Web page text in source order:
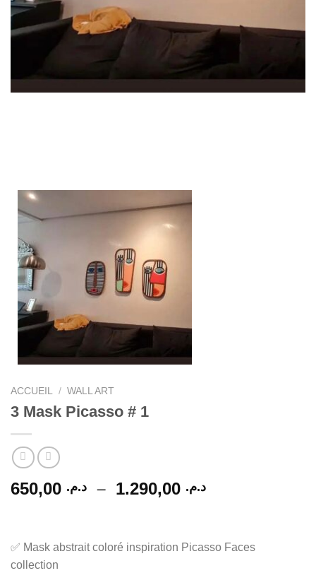
ACCUEIL / WALL ART
3 Mask Picasso # 1
د.م. – د.م.Plage
د.م. 650,00
à
✅ Mask abstrait coloré inspiration Picasso Faces
collection